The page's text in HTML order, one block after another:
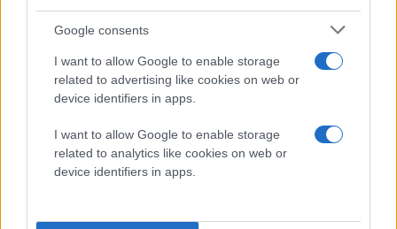
Google consents
I want to allow Google to enable storage
related to advertising like cookies on web or
device identifiers in apps.
I want to allow Google to enable storage
related to analytics like cookies on web or
device identifiers in apps.